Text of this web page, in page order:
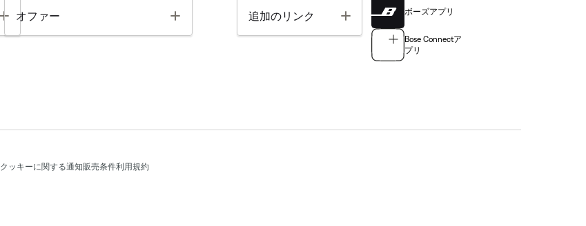
Toggle
オファー Toggle 追加のリンク Toggle ボーズアプリ
Bose Connectア
プリ
クッキーに関する通知販売条件利用規約